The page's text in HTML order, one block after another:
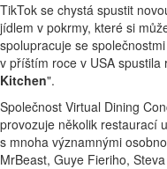
TikTok se chystá spustit
jídlem v pokrmy, které si
spolupracuje se
v příštím roce v USA spustila
Kitchen".
Společnost Virtual Dining
provozuje několik restaurací
s mnoha významnými
MrBeast, Guye Fieriho,